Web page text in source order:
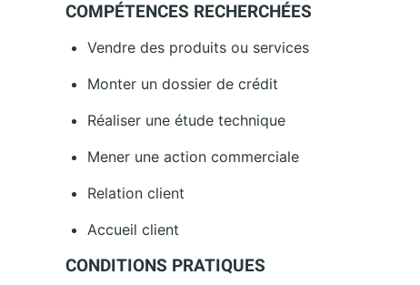
COMPÉTENCES RECHERCHÉES
Vendre des produits ou services
Monter un dossier de crédit
Réaliser une étude technique
Mener une action commerciale
Relation client
Accueil client
CONDITIONS PRATIQUES